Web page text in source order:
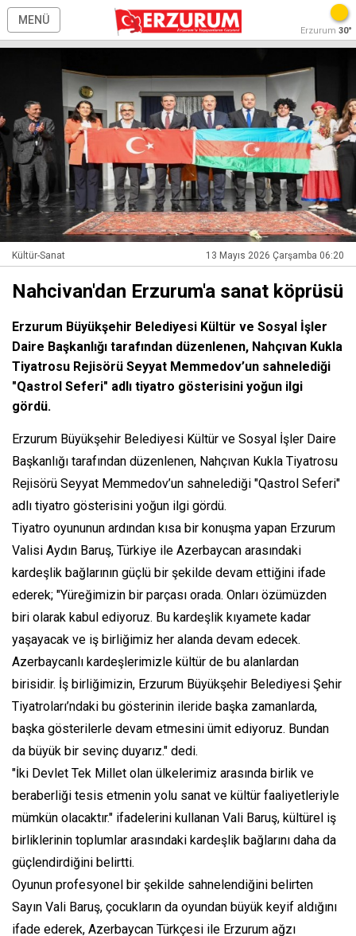
MENÜ
Erzurum 30°
Kültür-Sanat 13 Mayıs 2026 Çarşamba 06:20
Nahcivan'dan Erzurum'a sanat köprüsü
Erzurum Büyükşehir Belediyesi Kültür ve Sosyal İşler
Daire Başkanlığı tarafından düzenlenen, Nahçıvan Kukla
Tiyatrosu Rejisörü Seyyat Memmedov’un sahnelediği
"Qastrol Seferi" adlı tiyatro gösterisini yoğun ilgi
gördü.
Erzurum Büyükşehir Belediyesi Kültür ve Sosyal İşler Daire
Başkanlığı tarafından düzenlenen, Nahçıvan Kukla Tiyatrosu
Rejisörü Seyyat Memmedov’un sahnelediği "Qastrol Seferi"
adlı tiyatro gösterisini yoğun ilgi gördü.
Tiyatro oyununun ardından kısa bir konuşma yapan Erzurum
Valisi Aydın Baruş, Türkiye ile Azerbaycan arasındaki
kardeşlik bağlarının güçlü bir şekilde devam ettiğini ifade
ederek; "Yüreğimizin bir parçası orada. Onları özümüzden
biri olarak kabul ediyoruz. Bu kardeşlik kıyamete kadar
yaşayacak ve iş birliğimiz her alanda devam edecek.
Azerbaycanlı kardeşlerimizle kültür de bu alanlardan
birisidir. İş birliğimizin, Erzurum Büyükşehir Belediyesi Şehir
Tiyatroları’ndaki bu gösterinin ileride başka zamanlarda,
başka gösterilerle devam etmesini ümit ediyoruz. Bundan
da büyük bir sevinç duyarız." dedi.
"İki Devlet Tek Millet olan ülkelerimiz arasında birlik ve
beraberliği tesis etmenin yolu sanat ve kültür faaliyetleriyle
mümkün olacaktır." ifadelerini kullanan Vali Baruş, kültürel iş
birliklerinin toplumlar arasındaki kardeşlik bağlarını daha da
güçlendirdiğini belirtti.
Oyunun profesyonel bir şekilde sahnelendiğini belirten
Sayın Vali Baruş, çocukların da oyundan büyük keyif aldığını
ifade ederek, Azerbaycan Türkçesi ile Erzurum ağzı